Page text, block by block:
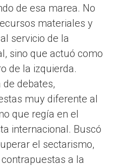
de esa marea. No
materiales y
servicio de la
sino que actuó como
de la izquierda.
debates,
muy diferente al
que regía en el
internacional. Buscó
el sectarismo,
a la